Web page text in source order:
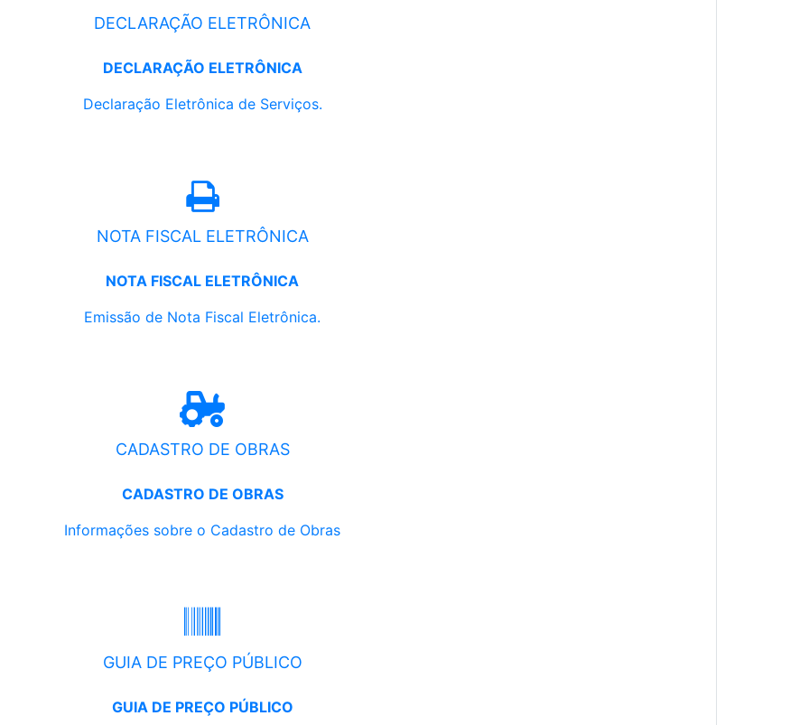
DECLARAÇÃO ELETRÔNICA
DECLARAÇÃO ELETRÔNICA
Declaração Eletrônica de Serviços.
NOTA FISCAL ELETRÔNICA
NOTA FISCAL ELETRÔNICA
Emissão de Nota Fiscal Eletrônica.
CADASTRO DE OBRAS
CADASTRO DE OBRAS
Informações sobre o Cadastro de Obras
GUIA DE PREÇO PÚBLICO
GUIA DE PREÇO PÚBLICO